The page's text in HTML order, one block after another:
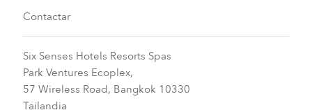
Contactar
Six Senses Hotels Resorts Spas
Park Ventures Ecoplex,
57 Wireless Road, Bangkok 10330
Tailandia